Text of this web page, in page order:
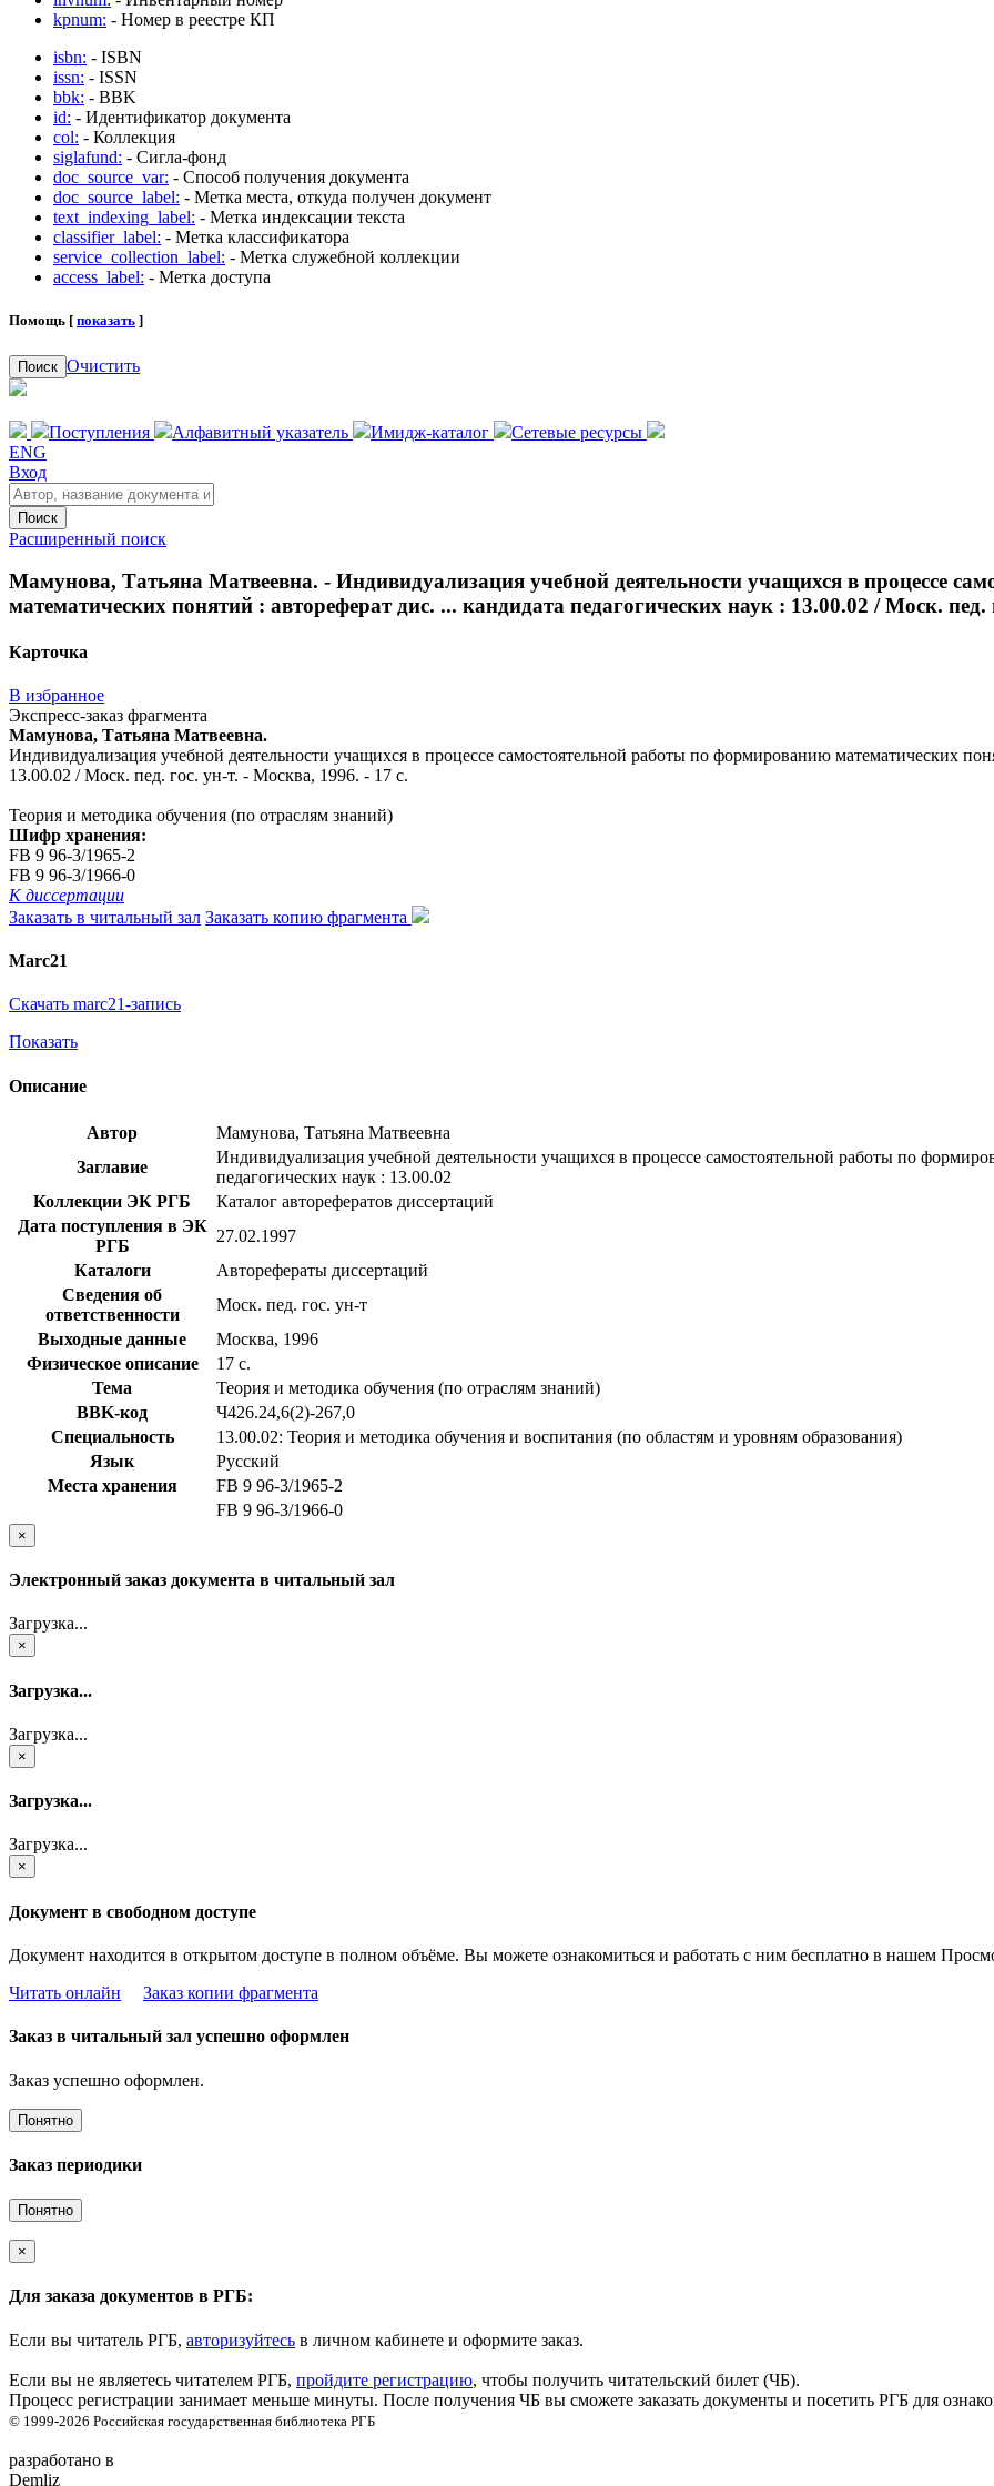
kpnum: - Номер в реестре КП
isbn: - ISBN
issn: - ISSN
bbk: - BBK
id: - Идентификатор документа
col: - Коллекция
siglafund: - Сигла-фонд
doc_source_var: - Способ получения документа
doc_source_label: - Метка места, откуда получен документ
text_indexing_label: - Метка индексации текста
classifier_label: - Метка классификатора
service_collection_label: - Метка служебной коллекции
access_label: - Метка доступа
Помощь [ показать ]
Поиск Очистить
Поступления Алфавитный указатель Имидж-каталог
Сетевые ресурсы
ENG
Вход
Поиск
Расширенный поиск
Мамунова, Татьяна Матвеевна. - Индивидуализация учебной деятельности учащихся в процессе
математических понятий : автореферат дис. ... кандидата педагогических наук : 13.00.02 / Моск.
Карточка
В избранное
Экспресс-заказ фрагмента
Мамунова, Татьяна Матвеевна.
Индивидуализация учебной деятельности учащихся в процессе самостоятельной работы по формированию математических
13.00.02 / Моск. пед. гос. ун-т. - Москва, 1996. - 17 с.
Теория и методика обучения (по отраслям знаний)
Шифр хранения:
FB 9 96-3/1965-2
FB 9 96-3/1966-0
К диссертации
Заказать в читальный зал Заказать копию фрагмента
Marc21
Скачать marc21-запись
Показать
Описание
Автор
Мамунова, Татьяна Матвеевна
Заглавие
Индивидуализация учебной деятельности учащихся в процессе самостоятельной работы по
педагогических наук : 13.00.02
Коллекции ЭК РГБ
Каталог авторефератов диссертаций
Дата поступления в ЭК
РГБ
27.02.1997
Каталоги
Авторефераты диссертаций
Сведения об
ответственности
Моск. пед. гос. ун-т
Выходные данные
Москва, 1996
Физическое описание
17 с.
Тема
Теория и методика обучения (по отраслям знаний)
BBK-код
Ч426.24,6(2)-267,0
Специальность
13.00.02: Теория и методика обучения и воспитания (по областям и уровням образования)
Язык
Русский
Места хранения
FB 9 96-3/1965-2
FB 9 96-3/1966-0
×
Электронный заказ документа в читальный зал
Загрузка...
×
Загрузка...
Загрузка...
×
Загрузка...
Загрузка...
×
Документ в свободном доступе
Документ находится в открытом доступе в полном объёме. Вы можете ознакомиться и работать с ним бесплатно в нашем
Читать онлайн
Заказ копии фрагмента
Заказ в читальный зал успешно оформлен
Заказ успешно оформлен.
Понятно
Заказ периодики
Понятно
×
Для заказа документов в РГБ:
Если вы читатель РГБ, авторизуйтесь в личном кабинете и оформите заказ.
Если вы не являетесь читателем РГБ, пройдите регистрацию, чтобы получить читательский билет (ЧБ).
Процесс регистрации занимает меньше минуты. После получения ЧБ вы сможете заказать документы и посетить РГБ для
© 1999-2026 Российская государственная библиотека РГБ
разработано в
Demliz